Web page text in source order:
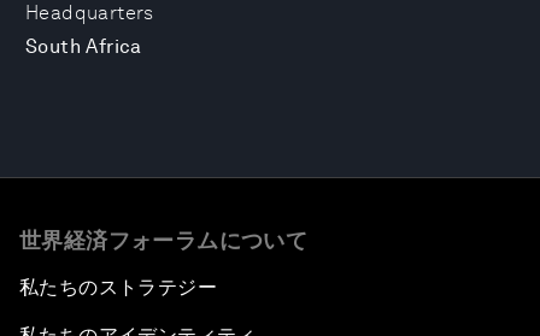
Headquarters
South Africa
世界経済フォーラムについて
私たちのストラテジー